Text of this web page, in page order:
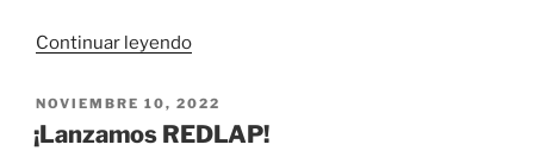
Continuar leyendo«
pero
seguro
PUBLICADO
EL
NOVIEMBRE 10, 2022
¡Lanzamos REDLAP!